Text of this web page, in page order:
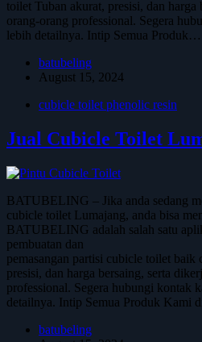
toilet Tuban akurat, presisi, dan harga
orang-orang professional. Segera
lebih detailnya. Intip Semua Produk…
batubeling
August 15, 2024
cubicle toilet phenolic resin
Jual Cubicle Toilet
BATUBELING – Jika anda sedang
cubicle toilet Lumajang, anda bisa
BATUBELING adalah salah satu
pembuatan dan
pemasangan partisi cubicle toilet
presisi, dan harga bersaing, serta
professional. Segera hubungi kontak
detailnya. Intip Semua Produk Kami
batubeling